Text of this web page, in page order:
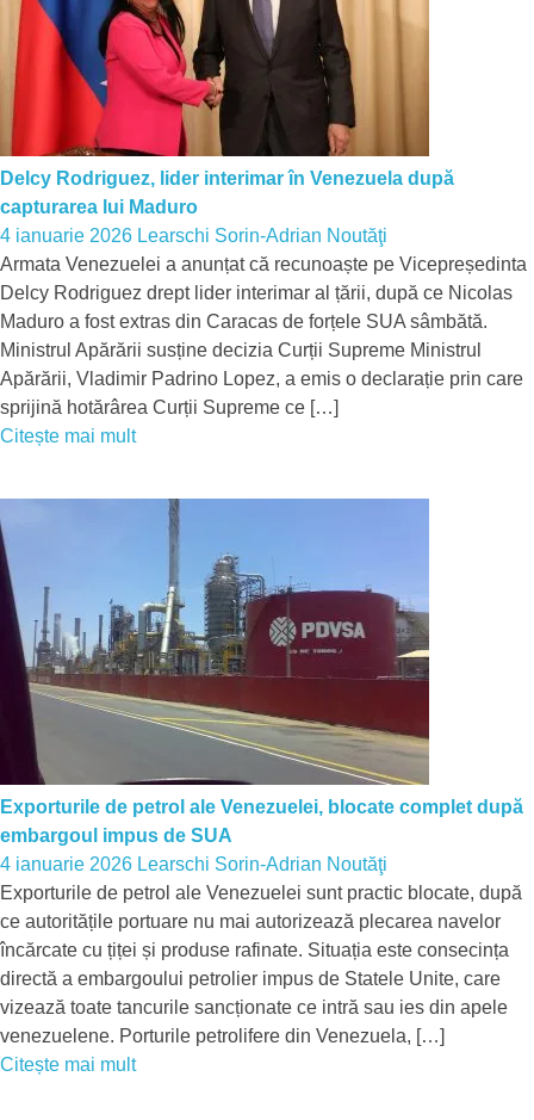
Delcy Rodriguez, lider interimar în Venezuela după
capturarea lui Maduro
4 ianuarie 2026 Learschi Sorin-Adrian Noutăţi
Armata Venezuelei a anunțat că recunoaște pe Vicepreședinta
Delcy Rodriguez drept lider interimar al țării, după ce Nicolas
Maduro a fost extras din Caracas de forțele SUA sâmbătă.
Ministrul Apărării susține decizia Curții Supreme Ministrul
Apărării, Vladimir Padrino Lopez, a emis o declarație prin care
sprijină hotărârea Curții Supreme ce […]
Citește mai mult
Exporturile de petrol ale Venezuelei, blocate complet după
embargoul impus de SUA
4 ianuarie 2026 Learschi Sorin-Adrian Noutăţi
Exporturile de petrol ale Venezuelei sunt practic blocate, după
ce autoritățile portuare nu mai autorizează plecarea navelor
încărcate cu țiței și produse rafinate. Situația este consecința
directă a embargoului petrolier impus de Statele Unite, care
vizează toate tancurile sancționate ce intră sau ies din apele
venezuelene. Porturile petrolifere din Venezuela, […]
Citește mai mult